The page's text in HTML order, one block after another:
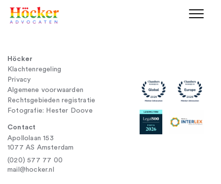
Höcker
Klachtenregeling
Privacy
Algemene voorwaarden
Rechtsgebieden registratie
Fotografie: Hester Doove
Contact
Apollolaan 153
1077 AS Amsterdam
(020) 577 77 00
mail@hocker.nl